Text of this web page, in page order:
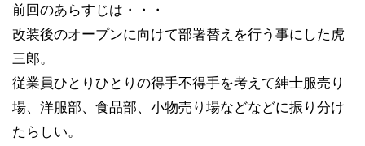
前回のあらすじは・・・
改装後のオープンに向けて部署替えを行う事にした虎
三郎。
従業員ひとりひとりの得手不得手を考えて紳士服売り
場、洋服部、食品部、小物売り場などなどに振り分け
たらしい。